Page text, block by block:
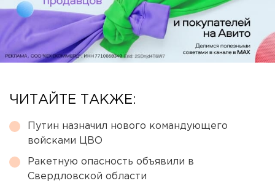
ЧИТАЙТЕ ТАКЖЕ:
Путин назначил нового командующего
войсками ЦВО
Ракетную опасность объявили в
Свердловской области